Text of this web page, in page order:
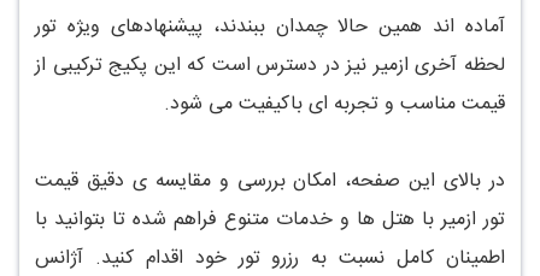
آماده اند همین حالا چمدان ببندند، پیشنهادهای ویژه تور
لحظه آخری ازمیر نیز در دسترس است که این پکیج ترکیبی از
قیمت مناسب و تجربه ای باکیفیت می شود.
در بالای این صفحه، امکان بررسی و مقایسه ی دقیق قیمت
تور ازمیر با هتل ها و خدمات متنوع فراهم شده تا بتوانید با
اطمینان کامل نسبت به رزرو تور خود اقدام کنید. آژانس